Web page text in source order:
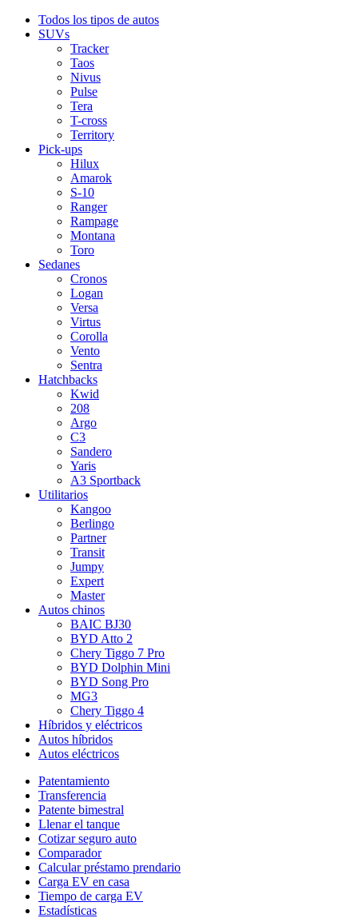
Todos los tipos de autos
SUVs
Tracker
Taos
Nivus
Pulse
Tera
T-cross
Territory
Pick-ups
Hilux
Amarok
S-10
Ranger
Rampage
Montana
Toro
Sedanes
Cronos
Logan
Versa
Virtus
Corolla
Vento
Sentra
Hatchbacks
Kwid
208
Argo
C3
Sandero
Yaris
A3 Sportback
Utilitarios
Kangoo
Berlingo
Partner
Transit
Jumpy
Expert
Master
Autos chinos
BAIC BJ30
BYD Atto 2
Chery Tiggo 7 Pro
BYD Dolphin Mini
BYD Song Pro
MG3
Chery Tiggo 4
Híbridos y eléctricos
Autos híbridos
Autos eléctricos
Patentamiento
Transferencia
Patente bimestral
Llenar el tanque
Cotizar seguro auto
Comparador
Calcular préstamo prendario
Carga EV en casa
Tiempo de carga EV
Estadísticas